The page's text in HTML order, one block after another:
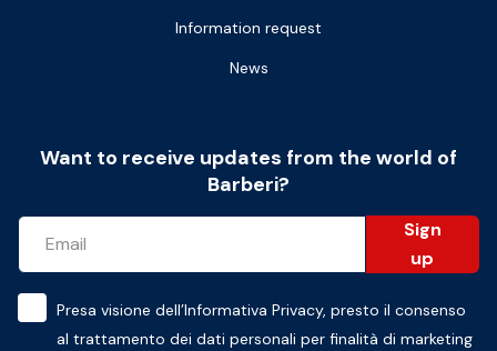
Information request
News
Want to receive updates from the world of
Barberi?
Sign
up
Presa visione dell’Informativa Privacy, presto il consenso
al trattamento dei dati personali per finalità di marketing